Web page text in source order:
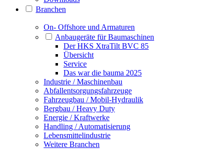
Branchen
On- Offshore und Armaturen
Anbaugeräte für Baumaschinen
Der HKS XtraTilt BVC 85
Übersicht
Service
Das war die bauma 2025
Industrie / Maschinenbau
Abfallentsorgungsfahrzeuge
Fahrzeugbau / Mobil-Hydraulik
Bergbau / Heavy Duty
Energie / Kraftwerke
Handling / Automatisierung
Lebensmittelindustrie
Weitere Branchen